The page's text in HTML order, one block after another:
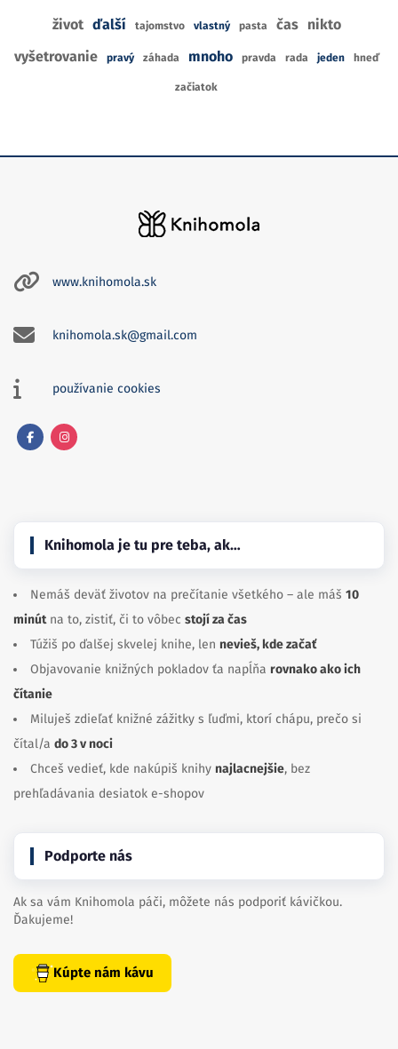
život ďalší tajomstvo vlastný pasta čas
nikto
vyšetrovanie
pravý záhada mnoho pravda rada jeden hneď
začiatok
www.knihomola.sk
knihomola.sk@gmail.com
používanie cookies
Knihomola je tu pre teba, ak…
Nemáš deväť životov na prečítanie všetkého – ale máš 10
minútna to, zistiť, či to vôbec stojí za čas
Túžiš po ďalšej skvelej knihe, len nevieš, kde začať
Objavovanie knižných pokladov ťa napĺňa rovnako ako ich
čítanie
Miluješ zdieľať knižné zážitky s ľuďmi, ktorí chápu, prečo si
čítal/a do 3 v noci
Chceš vedieť, kde nakúpiš knihy najlacnejšie, bez
prehľadávania desiatok e-shopov
Podporte nás
Ak sa vám Knihomola páči, môžete nás podporiť kávičkou.
Ďakujeme!
Kúpte nám kávu